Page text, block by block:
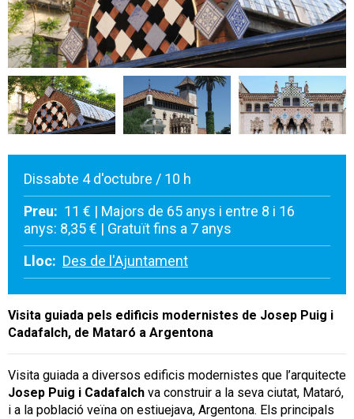
Dissabte 4 d'octubre / 10 h
Preu: 11 € | Majors de 65 anys i entre 8 i 16
anys: 8,35 € | Gratuït fins a 7 anys
Lloc: Des de l'Ajuntament
Visita guiada pels edificis modernistes de Josep Puig i
Cadafalch, de Mataró a Argentona
Visita guiada a diversos edificis modernistes que l’arquitecte
Josep Puig i Cadafalch va construir a la seva ciutat, Mataró,
i a la població veïna on estiuejava, Argentona. Els principals